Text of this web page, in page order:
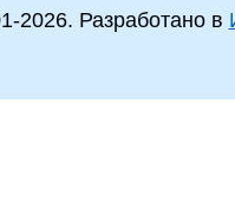
2026. Разработано в